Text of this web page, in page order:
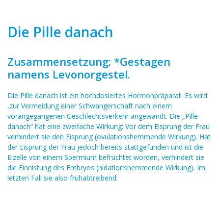
Die Pille danach
Zusammensetzung: *Gestagen
namens Levonorgestel.
Die Pille danach ist ein hochdosiertes Hormonpräparat. Es wird
,zur Vermeidung einer Schwangerschaft nach einem
vorangegangenen Geschlechtsverkehr angewandt. Die „Pille
danach“ hat eine zweifache Wirkung: Vor dem Eisprung der Frau
verhindert sie den Eisprung (ovulationshemmende Wirkung). Hat
der Eisprung der Frau jedoch bereits stattgefunden und ist die
Eizelle von einem Spermium befruchtet worden, verhindert sie
die Einnistung des Embryos (nidationshemmende Wirkung). Im
letzten Fall sie also frühabtreibend.